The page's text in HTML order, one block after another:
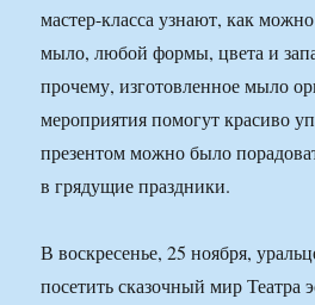
мастер-класса узнают, как
мыло, любой формы, цвета и
прочему, изготовленное мыло
мероприятия помогут красиво
презентом можно было
в грядущие праздники.
В воскресенье, 25 ноября,
посетить сказочный мир Театра